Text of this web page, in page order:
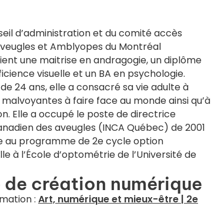
d’administration et du comité accès
et Amblyopes du Montréal
une maitrise en andragogie, un diplôme
visuelle et un BA en psychologie.
24 ans, elle a consacré sa vie adulte à
à faire face au monde ainsi qu’à
Elle a occupé le poste de directrice
des aveugles (INCA Québec) de 2001
au programme de 2ecycle option
à l’École d’optométrie de l’Université de
de création numérique
: Art, numérique et mieux-être | 2e